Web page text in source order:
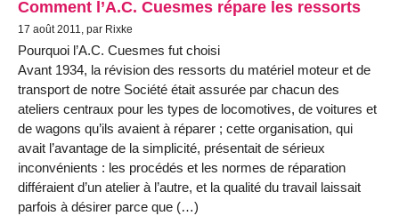
Comment l’A.C. Cuesmes répare les ressorts
17 août 2011, par Rixke
Pourquoi l’A.C. Cuesmes fut choisi
Avant 1934, la révision des ressorts du matériel moteur et de
transport de notre Société était assurée par chacun des
ateliers centraux pour les types de locomotives, de voitures et
de wagons qu’ils avaient à réparer ; cette organisation, qui
avait l’avantage de la simplicité, présentait de sérieux
inconvénients : les procédés et les normes de réparation
différaient d’un atelier à l’autre, et la qualité du travail laissait
parfois à désirer parce que (…)